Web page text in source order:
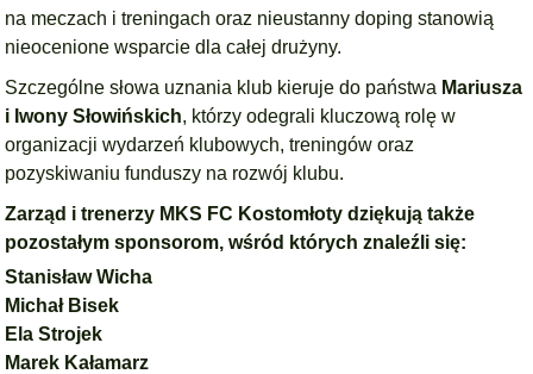
na meczach i treningach oraz nieustanny doping stanowią
nieocenione wsparcie dla całej drużyny.
Szczególne słowa uznania klub kieruje do państwa Mariusza
i Iwony Słowińskich, którzy odegrali kluczową rolę w
organizacji wydarzeń klubowych, treningów oraz
pozyskiwaniu funduszy na rozwój klubu.
Zarząd i trenerzy MKS FC Kostomłoty dziękują także
pozostałym sponsorom, wśród których znaleźli się:
Stanisław Wicha
Michał Bisek
Ela Strojek
Marek Kałamarz